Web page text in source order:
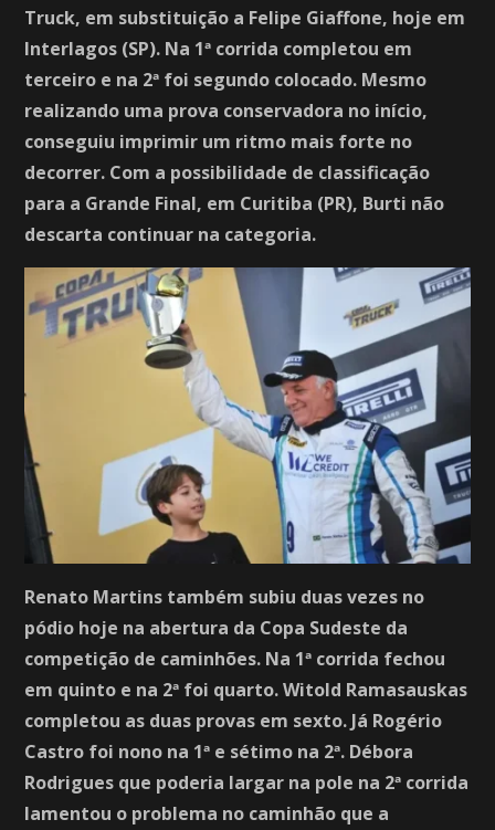
Truck, em substituição a Felipe Giaffone, hoje em
Interlagos (SP). Na 1ª corrida completou em
terceiro e na 2ª foi segundo colocado. Mesmo
realizando uma prova conservadora no início,
conseguiu imprimir um ritmo mais forte no
decorrer. Com a possibilidade de classificação
para a Grande Final, em Curitiba (PR), Burti não
descarta continuar na categoria.
Renato Martins também subiu duas vezes no
pódio hoje na abertura da Copa Sudeste da
competição de caminhões. Na 1ª corrida fechou
em quinto e na 2ª foi quarto. Witold Ramasauskas
completou as duas provas em sexto. Já Rogério
Castro foi nono na 1ª e sétimo na 2ª. Débora
Rodrigues que poderia largar na pole na 2ª corrida
lamentou o problema no caminhão que a